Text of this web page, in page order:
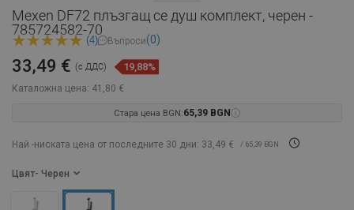
Mexen DF72 плъзгащ се душ комплект, черен -
785724582-70
(4) Въпроси(0)
Каталожна цена: 41,80 €
33,49 € (с ДДС) 19,88%
Стара цена BGN:65,39 BGN
Най -ниската цена от последните 30 дни: 33,49 € / 65,39 BGN
Цвят - Черен